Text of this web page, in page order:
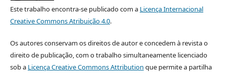
Este trabalho encontra-se publicado com a Licença Internacional
Creative Commons Atribuição 4.0.
Os autores conservam os direitos de autor e concedem à revista o
direito de publicação, com o trabalho simultaneamente licenciado
sob a Licença Creative Commons Attribution que permite a partilha